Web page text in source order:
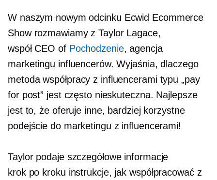
W naszym nowym odcinku Ecwid Ecommerce
Show rozmawiamy z Taylor Lagace,
współ CEO of Pochodzenie, agencja
marketingu influencerów. Wyjaśnia, dlaczego
metoda współpracy z influencerami typu „pay
for post” jest często nieskuteczna. Najlepsze
jest to, że oferuje inne, bardziej korzystne
podejście do marketingu z influencerami!
Taylor podaje szczegółowe informacje
krok po kroku instrukcje, jak współpracować z